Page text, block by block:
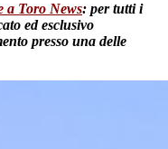
a Toro News: per tutti i
ed esclusivo
presso una delle